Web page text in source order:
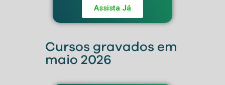
Assista Já
Cursos gravados em
maio 2026